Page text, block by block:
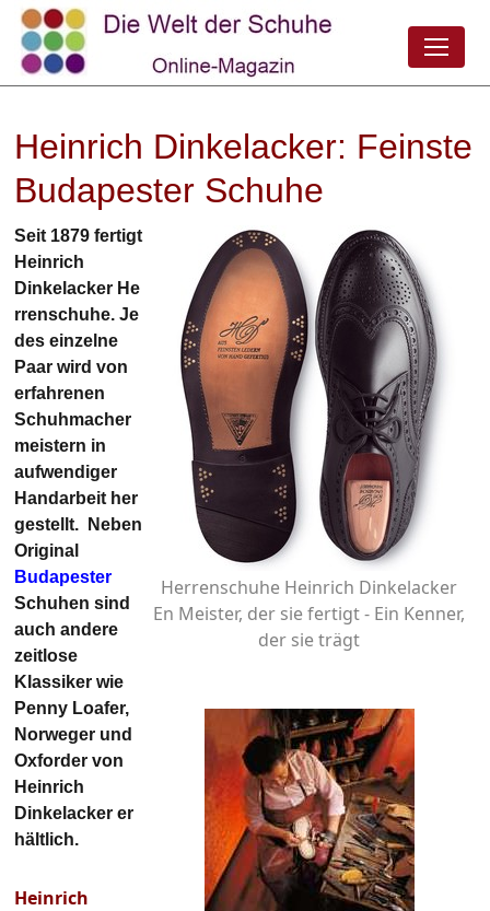
Heinrich Dinkelacker: Feinste
Budapester Schuhe
Herrenschuhe Heinrich Dinkelacker
En Meister, der sie fertigt - Ein Kenner,
der sie trägt
Seit 1879 fertigt
Heinrich
Dinkelacker He
rrenschuhe. Je
des einzelne
Paar wird von
erfahrenen
Schuhmacher
meistern in
aufwendiger
Handarbeit her
gestellt. Neben
Original
Budapester
Schuhen sind
auch andere
zeitlose
Klassiker wie
Penny Loafer,
Norweger und
Oxforder von
Heinrich
Dinkelacker er
hältlich.
Heinrich